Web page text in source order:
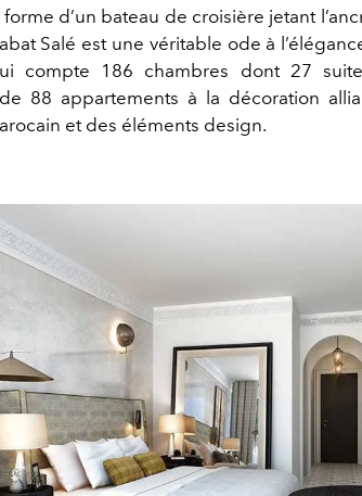
d’un bateau de croisière jetant
Salé est une véritable ode à
compte 186 chambres dont 27
88 appartements à la décoration
et des éléments design.